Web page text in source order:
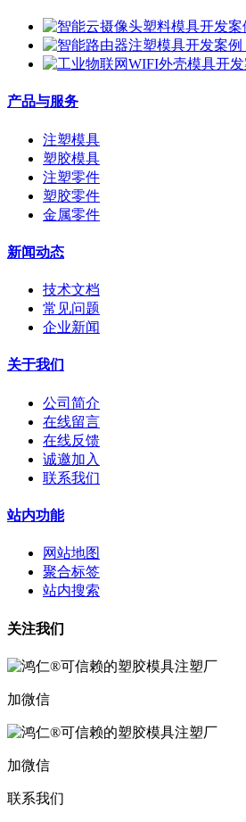
产品与服务
注塑模具
塑胶模具
注塑零件
塑胶零件
金属零件
新闻动态
技术文档
常见问题
企业新闻
关于我们
公司简介
在线留言
在线反馈
诚邀加入
联系我们
站内功能
网站地图
聚合标签
站内搜索
关注我们
加微信
加微信
联系我们